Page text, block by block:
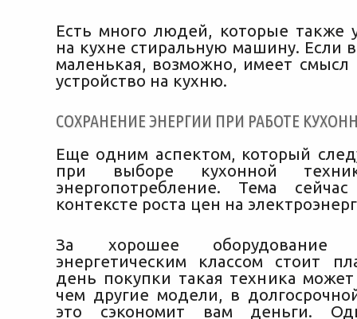
Есть много людей, которые также
на кухне стиральную машину. Если
маленькая, возможно, имеет смысл
устройство на кухню.
СОХРАНЕНИЕ ЭНЕРГИИ ПРИ РАБОТЕ
Еще одним аспектом, который
при выборе кухонной
энергопотребление. Тема
контексте роста цен на
За хорошее
энергетическим классом стоит
день покупки такая техника
чем другие модели, в
это сэкономит вам деньги.